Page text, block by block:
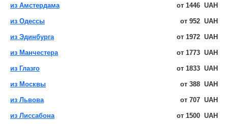
из Амстердама от 1446 UAH
из Одессы от 952 UAH
из Эдинбурга от 1972 UAH
из Манчестера от 1773 UAH
из Глазго от 1833 UAH
из Москвы от 388 UAH
из Львова от 707 UAH
из Лиссабона от 1500 UAH